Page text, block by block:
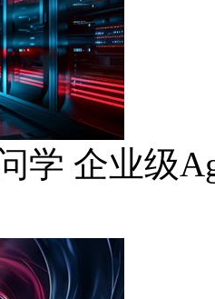
学 企业级